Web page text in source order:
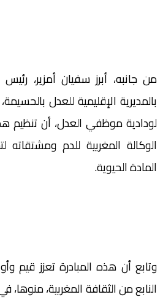
من جانبه، أبرز سفيان أمزير،
بالمديرية الإقليمية للعدل
لودادية موظفي العدل، أن تنظيم
الوكالة المغربية للدم
المادة الحيوية.
وتابع أن هذه المبادرة تعزز قيم
النابع من الثقافة المغربية،